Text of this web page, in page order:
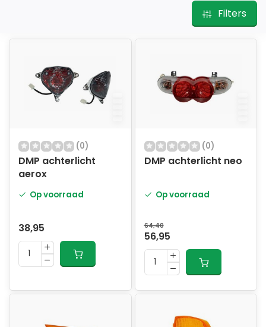
Filters
(0)
DMP achterlicht
aerox
Op voorraad
38,95
(0)
DMP achterlicht neo
Op voorraad
64,40
56,95